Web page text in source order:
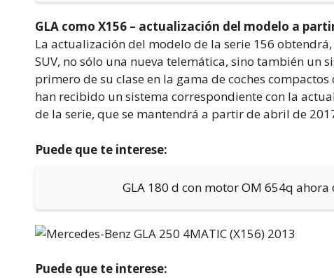
GLA como X156 – actualización del modelo a
La actualización del modelo de la serie 156
SUV, no sólo una nueva telemática, sino también un
primero de su clase en la gama de coches compactos
han recibido un sistema correspondiente con la
de la serie, que se mantendrá a partir de abril de
Puede que te interese:
GLA 180 d con motor OM 654q
Puede que te interese: